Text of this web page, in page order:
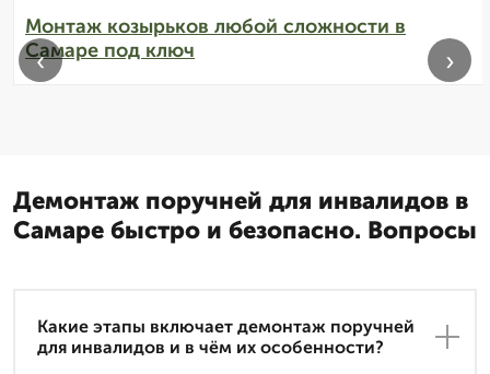
Монтаж козырьков любой сложности в
Самаре под ключ
‹ ›
Демонтаж поручней для инвалидов в
Самаре быстро и безопасно. Вопросы
Какие этапы включает демонтаж поручней
для инвалидов и в чём их особенности?